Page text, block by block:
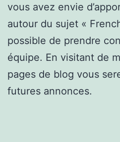
vous avez envie
autour du sujet «
possible de prendre
équipe. En visitant de
pages de blog vous
futures annonces.